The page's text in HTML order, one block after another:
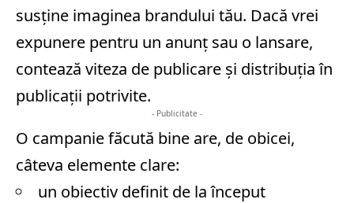
susține imaginea brandului tău. Dacă vrei
expunere pentru un anunț sau o lansare,
contează viteza de publicare și distribuția în
publicații potrivite.
- Publicitate -
O campanie făcută bine are, de obicei,
câteva elemente clare:
un obiectiv definit de la început